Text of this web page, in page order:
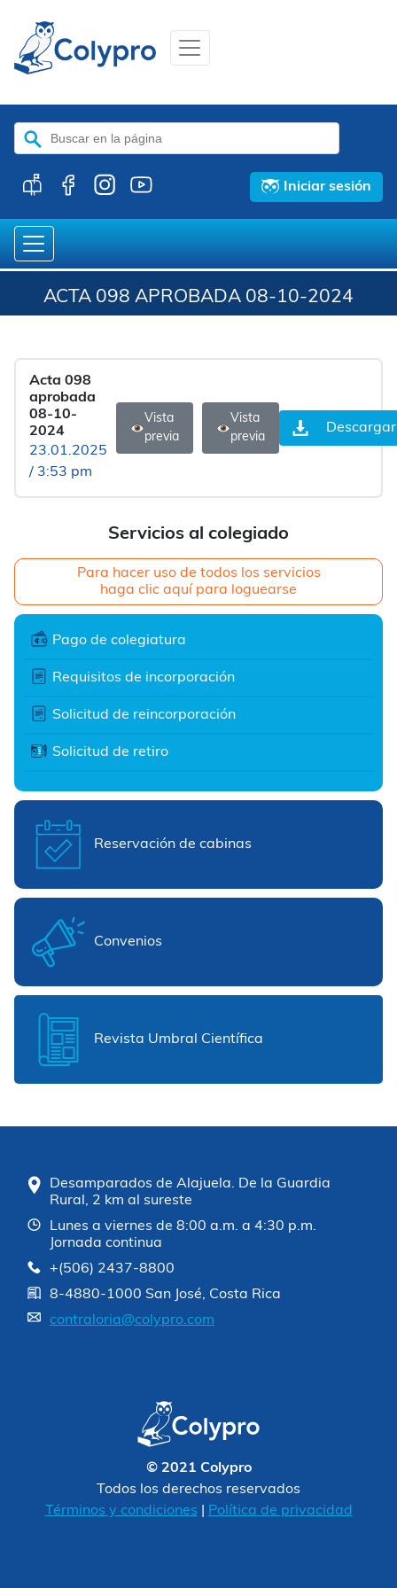
Buscar:
Iniciar sesión
ACTA 098 APROBADA 08-10-2024
Servicios al colegiado
Para hacer uso de todos los servicios
haga clic aquí para loguearse
Pago de colegiatura
Requisitos de incorporación
Solicitud de reincorporación
Solicitud de retiro
Reservación de cabinas
Convenios
Revista Umbral Científica
Acta 098
aprobada
08-10-
2024
23.01.2025
/ 3:53 pm
Vista
previa
Vista
previa
Descargar
Desamparados de Alajuela. De la Guardia
Rural, 2 km al sureste
Lunes a viernes de 8:00 a.m. a 4:30 p.m.
Jornada continua
+(506) 2437-8800
8-4880-1000 San José, Costa Rica
contraloria@colypro.com
© 2021 Colypro
Todos los derechos reservados
Términos y condiciones
Política de privacidad